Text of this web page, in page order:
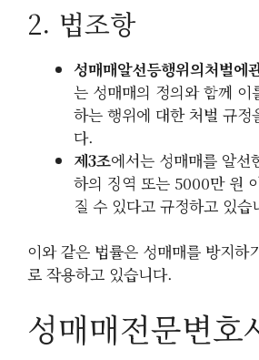
2. 법조항
성매매알선등행위의처벌에
는 성매매의 정의와 함께 이
하는 행위에 대한 처벌 규정
다.
제3조에서는 성매매를 알선
하의 징역 또는 5000만 원
질 수 있다고 규정하고 있습
이와 같은 법률은 성매매를 방지하
로 작용하고 있습니다.
성매매전문변호